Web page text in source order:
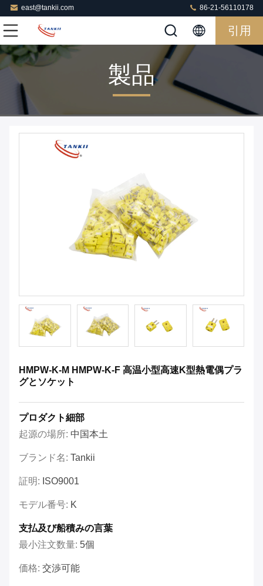
east@tankii.com 86-21-56110178
引用
製品
HMPW-K-M HMPW-K-F 高温小型高速K型熱電偶プラ
グとソケット
プロダクト細部
起源の場所: 中国本土
ブランド名: Tankii
証明: ISO9001
モデル番号: K
支払及び船積みの言葉
最小注文数量: 5個
価格: 交渉可能